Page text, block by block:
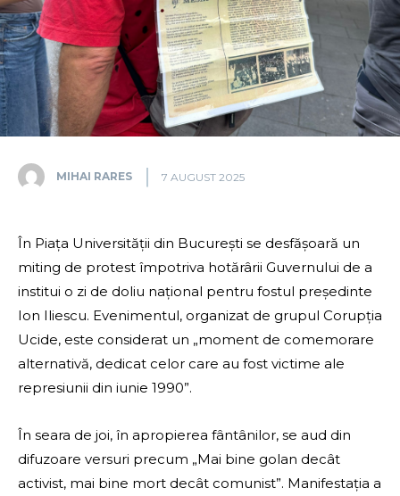
MIHAI RARES 7 AUGUST 2025
În Piața Universității din București se desfășoară un
miting de protest împotriva hotărârii Guvernului de a
institui o zi de doliu național pentru fostul președinte
Ion Iliescu. Evenimentul, organizat de grupul Corupția
Ucide, este considerat un „moment de comemorare
alternativă, dedicat celor care au fost victime ale
represiunii din iunie 1990”.
În seara de joi, în apropierea fântânilor, se aud din
difuzoare versuri precum „Mai bine golan decât
activist, mai bine mort decât comunist”. Manifestația a